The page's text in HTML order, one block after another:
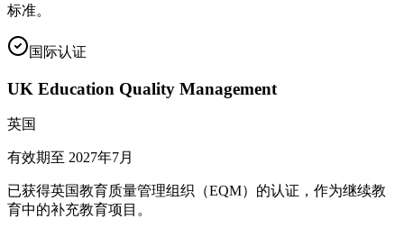
标准。
国际认证
UK Education Quality Management
英国
有效期至 2027年7月
已获得英国教育质量管理组织（EQM）的认证，作为继续教
育中的补充教育项目。